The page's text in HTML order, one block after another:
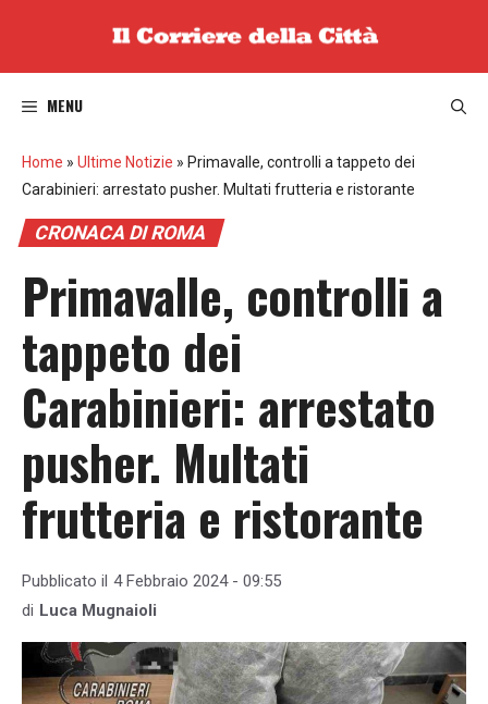
MENU
Home » Ultime Notizie » Primavalle, controlli a tappeto dei
Carabinieri: arrestato pusher. Multati frutteria e ristorante
CRONACA DI ROMA
Primavalle, controlli a
tappeto dei
Carabinieri: arrestato
pusher. Multati
frutteria e ristorante
Pubblicato il 4 Febbraio 2024 - 09:55
di Luca Mugnaioli